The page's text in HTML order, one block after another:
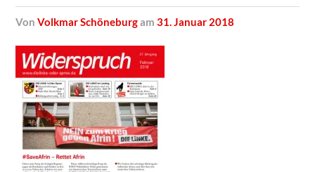
vonVolkmar Schöneburgam31. Januar 2018